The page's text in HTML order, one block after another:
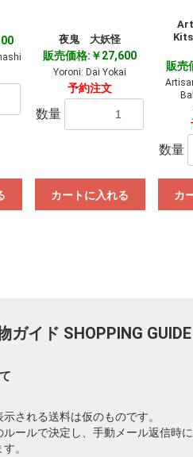
夜鬼 大妖怪
販売価格:￥27,600
Yoroni: Dai Yokai
予約注文
数量
カートに入れる
販売
数量
カ
ガイド SHOPPING GUIDE
示される送料は仮のものです。
ールで決定し、手動メール返信時
。